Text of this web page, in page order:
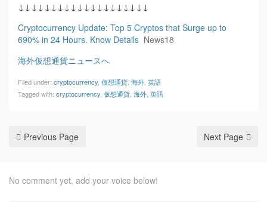
↓↓↓↓↓↓↓↓↓↓↓↓↓↓↓↓↓↓↓↓
Cryptocurrency Update: Top 5 Cryptos that Surge up to
690% in 24 Hours. Know Details News18
海外仮想通貨ニュースへ
Filed under: cryptocurrency 仮想通貨 海外 英語
Tagged with: cryptocurrency 仮想通貨 海外 英語
Previous Page Next Page
No comment yet, add your voice below!